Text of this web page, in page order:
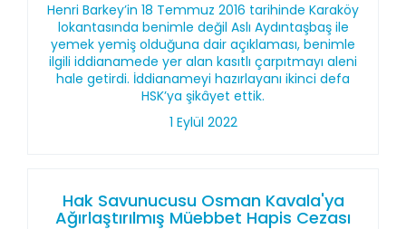
Henri Barkey’in 18 Temmuz 2016 tarihinde Karaköy
lokantasında benimle değil Aslı Aydıntaşbaş ile
yemek yemiş olduğuna dair açıklaması, benimle
ilgili iddianamede yer alan kasıtlı çarpıtmayı aleni
hale getirdi. İddianameyi hazırlayanı ikinci defa
HSK’ya şikâyet ettik.
1 Eylül 2022
Hak Savunucusu Osman Kavala'ya
Ağırlaştırılmış Müebbet Hapis Cezası